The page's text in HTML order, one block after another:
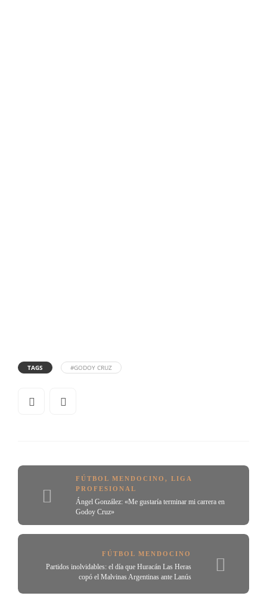
TAGS #GODOY CRUZ
FÚTBOL MENDOCINO , LIGA
PROFESIONAL
Ángel González: «Me gustaría terminar mi carrera en
Godoy Cruz»
FÚTBOL MENDOCINO
Partidos inolvidables: el día que Huracán Las Heras
copó el Malvinas Argentinas ante Lanús